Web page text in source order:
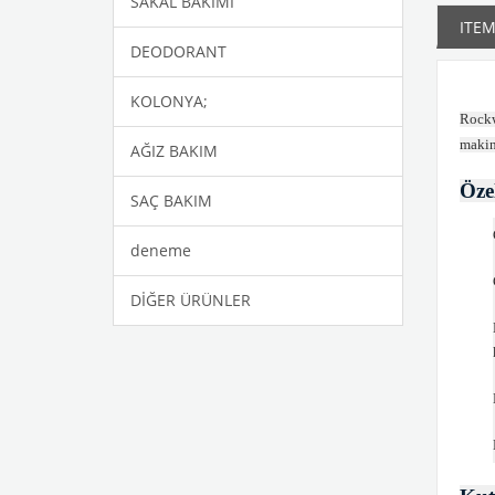
DEODORANT
KOLONYA;
AĞIZ BAKIM
SAÇ BAKIM
deneme
DİĞER ÜRÜNLER